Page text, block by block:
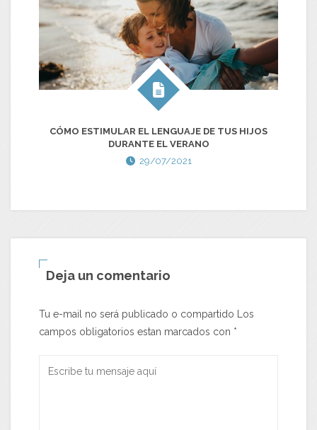
CÓMO ESTIMULAR EL LENGUAJE DE TUS HIJOS
DURANTE EL VERANO
29/07/2021
Deja un comentario
Tu e-mail no será publicado o compartido Los
campos obligatorios estan marcados con *